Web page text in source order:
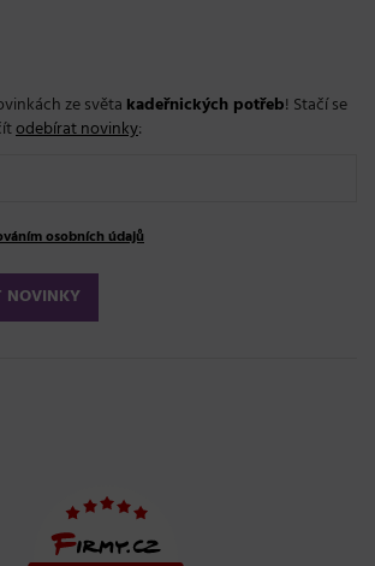
ze světa kadeřnických potřeb! Stačí se
odebírat novinky:
osobních údajů